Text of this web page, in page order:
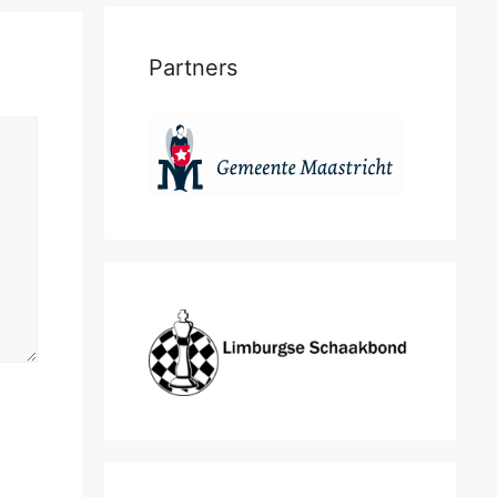
Partners